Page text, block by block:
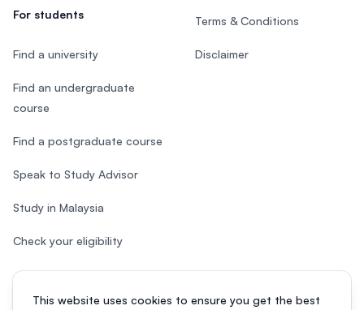
This website uses cookies to ensure you get the best
For students
Find a university
Find an undergraduate
course
Find a postgraduate course
Speak to Study Advisor
Study in Malaysia
Check your eligibility
Terms & Conditions
Disclaimer